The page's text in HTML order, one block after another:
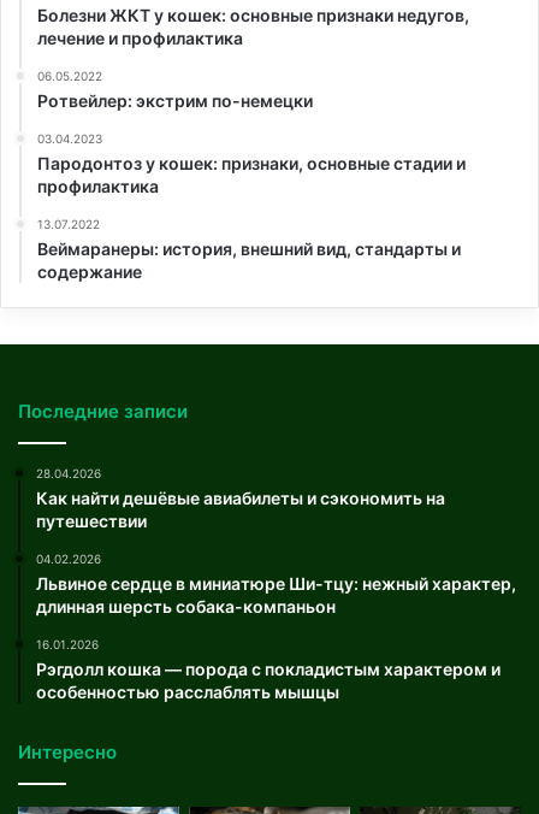
Болезни ЖКТ у кошек: основные признаки недугов,
лечение и профилактика
06.05.2022
Ротвейлер: экстрим по-немецки
03.04.2023
Пародонтоз у кошек: признаки, основные стадии и
профилактика
13.07.2022
Веймаранеры: история, внешний вид, стандарты и
содержание
Последние записи
28.04.2026
Как найти дешёвые авиабилеты и сэкономить на
путешествии
04.02.2026
Львиное сердце в миниатюре Ши-тцу: нежный характер,
длинная шерсть собака-компаньон
16.01.2026
Рэгдолл кошка — порода с покладистым характером и
особенностью расслаблять мышцы
Интересно